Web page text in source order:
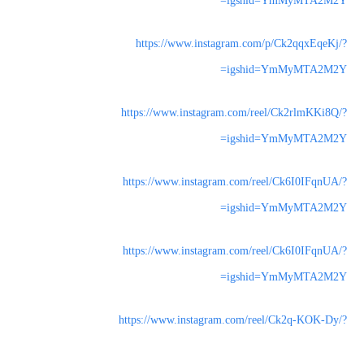
https://www.instagram.com/p/Ck2qqxEqeKj/?
igshid=YmMyMTA2M2Y=
https://www.instagram.com/reel/Ck2rlmKKi8Q/?
igshid=YmMyMTA2M2Y=
https://www.instagram.com/reel/Ck6I0IFqnUA/?
igshid=YmMyMTA2M2Y=
https://www.instagram.com/reel/Ck6I0IFqnUA/?
igshid=YmMyMTA2M2Y=
https://www.instagram.com/reel/Ck2q-KOK-Dy/?